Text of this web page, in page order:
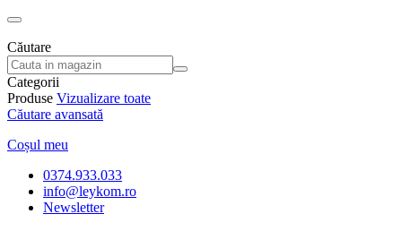
Căutare
Categorii
Produse Vizualizare toate
Căutare avansată
Coșul meu
0374.933.033
info@leykom.ro
Newsletter